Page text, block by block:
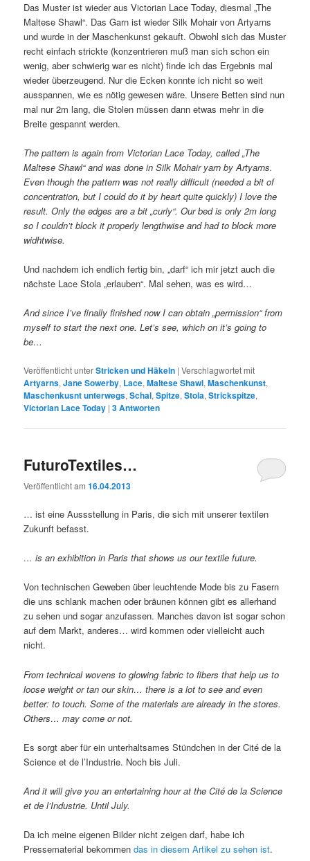
Das Muster ist wieder aus Victorian Lace Today, diesmal „The
Maltese Shawl“. Das Garn ist wieder Silk Mohair von Artyarns
und wurde in der Maschenkunst gekauft. Obwohl sich das Muster
recht einfach strickte (konzentrieren muß man sich schon ein
wenig, aber schwierig war es nicht) finde ich das Ergebnis mal
wieder überzeugend. Nur die Ecken konnte ich nicht so weit
ausspannen, wie es nötig gewesen wäre. Unsere Betten sind nun
mal nur 2m lang, die Stolen müssen dann etwas mehr in die
Breite gespannt werden.
The pattern is again from Victorian Lace Today, called „The
Maltese Shawl“ and was done in Silk Mohair yarn by Artyarns.
Even though the pattern was not really difficult (needed a bit of
concentration, but I could do it by heart quite quickly) I love the
result. Only the edges are a bit „curly“. Our bed is only 2m long
so I couldn’t block it properly lengthwise and had to block more
widhtwise.
Und nachdem ich endlich fertig bin, „darf“ ich mir jetzt auch die
nächste Lace Stola „erlauben“. Mal sehen, was es wird…
And since I’ve finally finished now I can obtain „permission“ from
myself to start the next one. Let’s see, which on it’s going to
be…
Veröffentlicht unterStricken und Häkeln |Verschlagwortet mit
Artyarns,Jane Sowerby, Lace,Maltese Shawl,Maschenkunst,
Maschenkusnt unterwegs,Schal,Spitze,Stola,Strickspitze,
Victorian Lace Today |3Antworten
FuturoTextiles…
Veröffentlicht am16.04.2013
… ist eine Aussstellung in Paris, die sich mit unserer textilen
Zukunft befasst.
… is an exhibition in Paris that shows us our textile future.
Von technischen Geweben über leuchtende Mode bis zu Fasern
die uns schlank machen oder bräunen können gibt es allerhand
zu sehen und sogar anzufassen. Manches davon ist sogar schon
auf dem Markt, anderes… wird kommen oder vielleicht auch
nicht.
From technical wovens to glowing fabric to fibers that help us to
loose weight or tan our skin… there is a lot to see and even
better: to touch. Some of the materials are already in the stores.
Others… may come or not.
Es sorgt aber für ein unterhaltsames Stündchen in der Cité de la
Science et de l’Industrie. Noch bis Juli.
And it will give you an entertaining hour at the Cité de la Science
et de l’Industrie. Until July.
Da ich meine eigenen Bilder nicht zeigen darf, habe ich
Pressematerial bekommendas in diesem Artikel zu sehen ist.